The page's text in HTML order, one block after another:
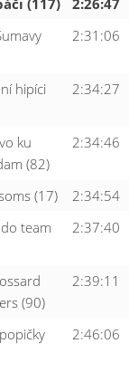
(117) 2:26:47
2:31:06
hipíci
2:34:27
ku
(82)
2:34:46
(17)
2:34:54
team
2:37:40
(90)
2:39:11
2:46:06